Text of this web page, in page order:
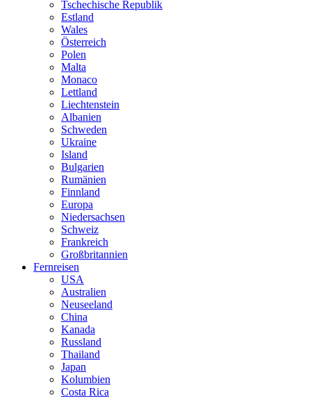
Tschechische Republik
Estland
Wales
Österreich
Polen
Malta
Monaco
Lettland
Liechtenstein
Albanien
Schweden
Ukraine
Island
Bulgarien
Rumänien
Finnland
Europa
Niedersachsen
Schweiz
Frankreich
Großbritannien
Fernreisen
USA
Australien
Neuseeland
China
Kanada
Russland
Thailand
Japan
Kolumbien
Costa Rica